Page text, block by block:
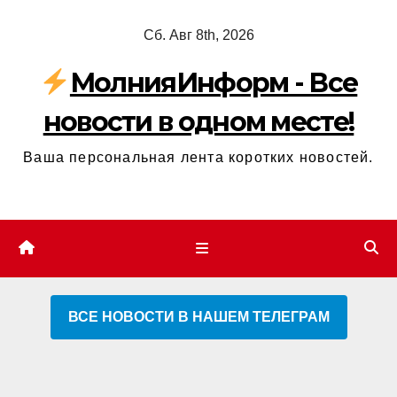
содержимому
Сб. Авг 8th, 2026
МолнияИнформ - Все
новости в одном месте!
Ваша персональная лента коротких новостей.
ВСЕ НОВОСТИ В НАШЕМ ТЕЛЕГРАМ